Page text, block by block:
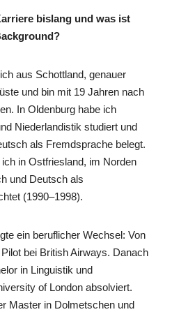
bislang und was ist
aus Schottland, genauer
und bin mit 19 Jahren nach
In Oldenburg habe ich
Niederlandistik studiert und
als Fremdsprache belegt.
in Ostfriesland, im Norden
und Deutsch als
(1990–1998).
ein beruflicher Wechsel: Von
bei British Airways. Danach
in Linguistik und
of London absolviert.
Master in Dolmetschen und